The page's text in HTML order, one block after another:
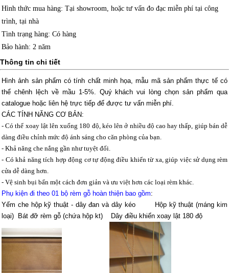
Hình thức mua hàng: Tại showroom, hoặc tư vấn đo đạc miễn phí tại công
trình, tại nhà
Tình trạng hàng: Có hàng
Bảo hành: 2 năm
Thông tin chi tiết
Hình ảnh sản phẩm có tính chất minh họa, mẫu mã sản phẩm thực tế có
thể chênh lệch về mầu 1-5%. Quý khách vui lòng chọn sản phẩm qua
catalogue hoặc liên hệ trực tiếp để được tư vấn miễn phí.
CÁC TÍNH NĂNG CƠ BẢN:
- Có thể xoay lật lên xuống 180 độ, kéo lên ở nhiều độ cao hay thấp, giúp bán dễ
dàng điều chỉnh mức độ ánh sáng cho căn phòng của bạn.
- Khả năng che nắng gần như tuyệt đối.
- Có khả năng tích hợp động cơ tự động điều khiển từ xa, giúp việc sử dụng rèm
cửa dễ dàng hơn.
- Vệ sinh bụi bẩn một cách đơn giản và ưu việt hơn các loại rèm khác.
Phụ kiện đi theo 01 bộ rèm gỗ hoàn thiện bao gồm:
Yếm che hộp kỹ thuật - dây đan và dây kéo Hộp kỹ thuật (máng kim
loại) Bát đỡ rèm gỗ (chứa hộp kt) Dây điều khiển xoay lật 180 độ